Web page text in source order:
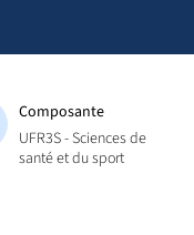
Composante
UFR3S - Sciences de
santé et du sport